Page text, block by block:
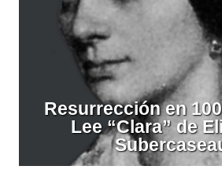
Resurrección en
Lee “Clara” de